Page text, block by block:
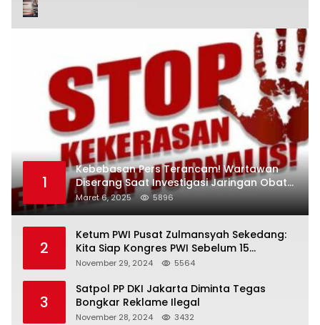
1
Kebebasan Pers Terancam! Wartawan
Diserang Saat Investigasi Jaringan Obat
Terlarang
Maret 6, 2025 5896
2
Ketum PWI Pusat Zulmansyah Sekedang:
Kita Siap Kongres PWI Sebelum 15
Desember 2024
November 29, 2024 5564
3
Satpol PP DKI Jakarta Diminta Tegas
Bongkar Reklame Ilegal
November 28, 2024 3432